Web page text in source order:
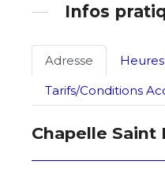
Statut / Organisation
J'accepte les termes
Statut / Organisation
Infos
Adresse
Tarifs/Conditions
Chapelle Saint